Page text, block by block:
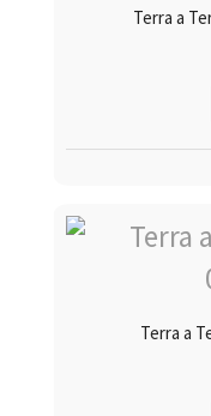
Terra a
Terra a